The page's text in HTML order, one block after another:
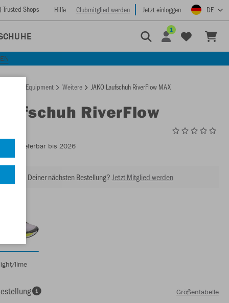
Shops Hilfe Clubmitglied werden Jetzt einloggen DE
1
Equipment Weitere JAKO Laufschuh RiverFlow MAX
RiverFlow
- Lieferbar bis 2026
bei Deiner nächsten Bestellung? Jetzt Mitglied werden
lime
Größentabelle